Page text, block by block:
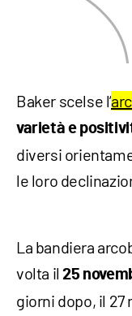
Baker scelse l’
varietà e
diversi
le loro
La bandiera
volta il25
giorni dopo, il 27